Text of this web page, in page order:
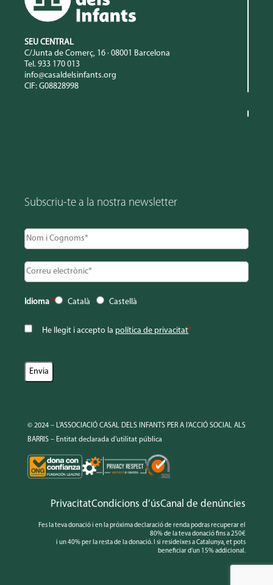
SEU CENTRAL
C/Junta de Comerç, 16 · 08001 Barcelona
Tel. 933 170 013
info@casaldelsinfants.org
CIF: G08828998
Subscriu-te a la nostra newsletter
Idioma * Català Castellà
He llegit i accepto la política de privacitat*
© 2024 – L’ASSOCIACIÓ CASAL DELS INFANTS PER A l’ACCIÓ SOCIAL ALS
BARRIS – Entitat declarada d’utilitat pública
PrivacitatCondicions d’úsCanal de denúncies
Fes la teva donació i en la próxima declaració de renda podras recuperar el
80% de la teva donació fins a 250€
i un 40% per la resta de la donació. I si resideixes a Catalunya, et pots
beneficiar d’un 15% addicional.